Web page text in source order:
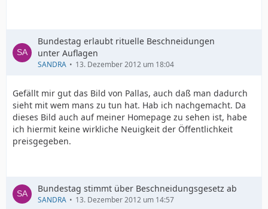
Bundestag erlaubt rituelle Beschneidungen
unter Auflagen
SANDRA 13. Dezember 2012 um 18:04
Gefällt mir gut das Bild von Pallas, auch daß man dadurch
sieht mit wem mans zu tun hat. Hab ich nachgemacht. Da
dieses Bild auch auf meiner Homepage zu sehen ist, habe
ich hiermit keine wirkliche Neuigkeit der Öffentlichkeit
preisgegeben.
Bundestag stimmt über Beschneidungsgesetz ab
SANDRA 13. Dezember 2012 um 14:57